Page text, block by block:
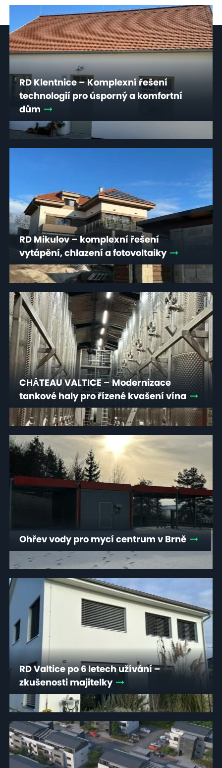
RD Klentnice – Komplexní řešení
technologií pro úsporný a komfortní
dům
RD Mikulov – komplexní řešení
vytápění, chlazení a fotovoltaiky
CHÂTEAU VALTICE – Modernizace
tankové haly pro řízené kvašení vína
Ohřev vody pro mycí centrum v Brně
RD Valtice po 6 letech užívání –
zkušenosti majitelky